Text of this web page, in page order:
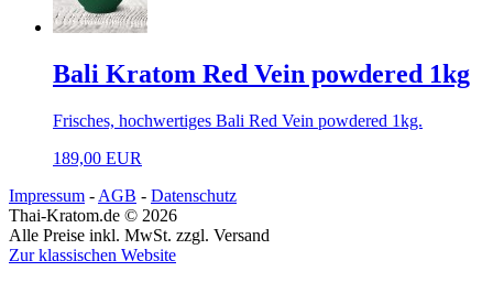
Bali Kratom Red Vein powdered 1kg
Frisches, hochwertiges Bali Red Vein powdered 1kg.
189,00 EUR
Impressum - AGB - Datenschutz
Thai-Kratom.de © 2026
Alle Preise inkl. MwSt. zzgl. Versand
Zur klassischen Website